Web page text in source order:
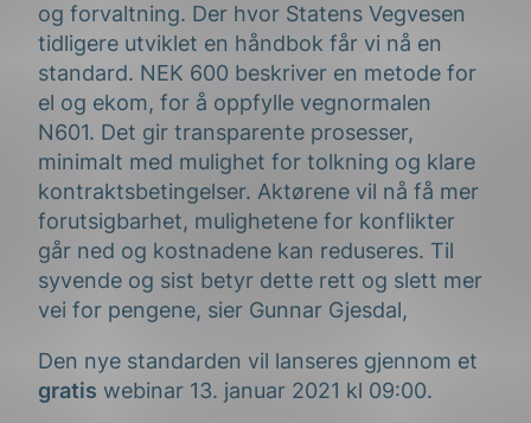
og forvaltning. Der hvor Statens Vegvesen
tidligere utviklet en håndbok får vi nå en
standard. NEK 600 beskriver en metode for
el og ekom, for å oppfylle vegnormalen
N601. Det gir transparente prosesser,
minimalt med mulighet for tolkning og klare
kontraktsbetingelser. Aktørene vil nå få mer
forutsigbarhet, mulighetene for konflikter
går ned og kostnadene kan reduseres. Til
syvende og sist betyr dette rett og slett mer
vei for pengene, sier Gunnar Gjesdal,
Den nye standarden vil lanseres gjennom et
gratis webinar 13. januar 2021 kl 09:00.